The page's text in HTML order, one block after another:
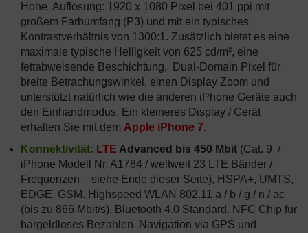
Hohe Auflösung: 1920 x 1080 Pixel bei 401 ppi mit
großem Farbumfang (P3) und mit ein typisches
Kontrastverhältnis von 1300:1. Zusätzlich bietet es eine
maximale typische Helligkeit von 625 cd/m², eine
fettabweisende Beschichtung, Dual-Domain Pixel für
breite Betrachungswinkel, einen Display Zoom und
unterstützt natürlich wie die anderen iPhone Geräte auch
den Einhandmodus. Ein kleineres Display / Gerät
erhalten Sie mit dem Apple iPhone 7.
Konnektivität: LTE Advanced bis 450 Mbit (Cat. 9 /
iPhone Modell Nr. A1784 / weltweit 23 LTE Bänder /
Frequenzen – siehe Ende dieser Seite), HSPA+, UMTS,
EDGE, GSM. Highspeed WLAN 802.11 a / b / g / n / ac
(bis zu 866 Mbit/s). Bluetooth 4.0 Standard. NFC Chip für
bargeldloses Bezahlen. Navigation via GPS und